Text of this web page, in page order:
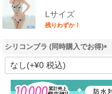
Lサイズ
残りわずか！
シリコンブラ (同時購入でお得)
(
須
)